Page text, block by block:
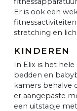
Er is ook een
stretching en
KINDEREN
In Elix is het
bedden en
kamers behalve
er aangepaste
een uitstapje